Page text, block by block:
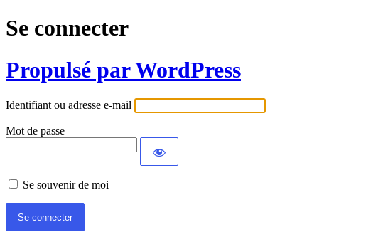
Se connecter
Propulsé par WordPress
Identifiant ou adresse e-mail
Mot de passe
Se souvenir de moi